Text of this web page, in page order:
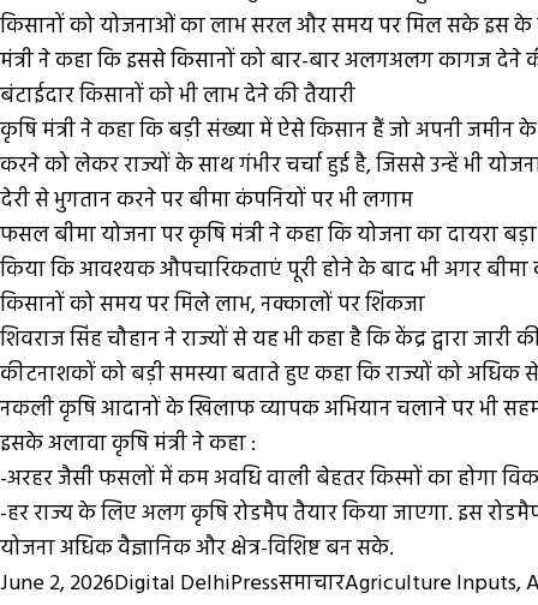
किसानों को योजनाओं का लाभ सरल और समय पर मिल सके इस के
मंत्री ने कहा कि इससे किसानों को बार-बार अलगअलग कागज
बंटाईदार किसानों को भी लाभ देने की तैयारी
कृषि मंत्री ने कहा कि बड़ी संख्या में ऐसे किसान हैं जो अपनी जमीन
करने को लेकर राज्यों के साथ गंभीर चर्चा हुई है, जिससे उन्हें भी
देरी से भुगतान करने पर बीमा कंपनियों पर भी लगाम
फसल बीमा योजना पर कृषि मंत्री ने कहा कि योजना का दायरा
किया कि आवश्यक औपचारिकताएं पूरी होने के बाद भी अगर बीमा
किसानों को समय पर मिले लाभ, नक्कालों पर शिंकजा
शिवराज सिंह चौहान ने राज्यों से यह भी कहा है कि केंद्र द्वारा
कीटनाशकों को बड़ी समस्या बताते हुए कहा कि राज्यों को अधिक
नकली कृषि आदानों के खिलाफ व्यापक अभियान चलाने पर भी
इसके अलावा कृषि मंत्री ने कहा :
-अरहर जैसी फसलों में कम अवधि वाली बेहतर किस्मों का होगा
-हर राज्य के लिए अलग कृषि रोडमैप तैयार किया जाएगा. इस
योजना अधिक वैज्ञानिक और क्षेत्र-विशिष्ट बन सके.
Posted
June 2, 2026Author
Digital DelhiPressCategories
समाचारTags
Agriculture Inputs,